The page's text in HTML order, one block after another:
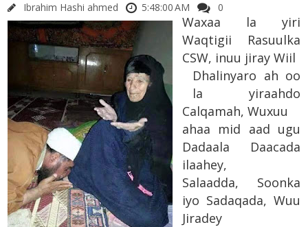
Ibrahim Hashi ahmed 5:48:00 AM 0
Waxaa la yiri
Waqtigii Rasuulka
CSW, inuu jiray Wiil
Dhalinyaro ah oo
la yiraahdo
Calqamah, Wuxuu
ahaa mid aad ugu
Dadaala Daacada
ilaahey,
Salaadda, Soonka
iyo Sadaqada, Wuu
Jiradey